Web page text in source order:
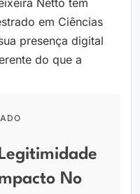
Netto tem
em Ciências
presença digital
do que a
No